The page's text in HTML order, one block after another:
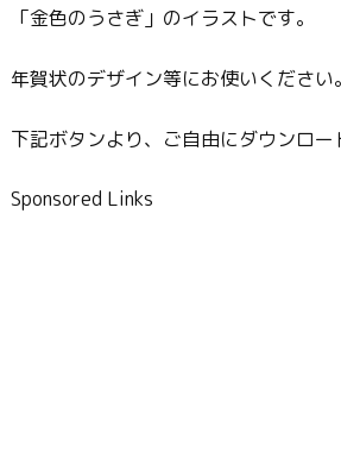
「金色のうさぎ」のイラストです。
年賀状のデザイン等にお使いください。
下記ボタンより、ご自由にダウンロー
Sponsored Links